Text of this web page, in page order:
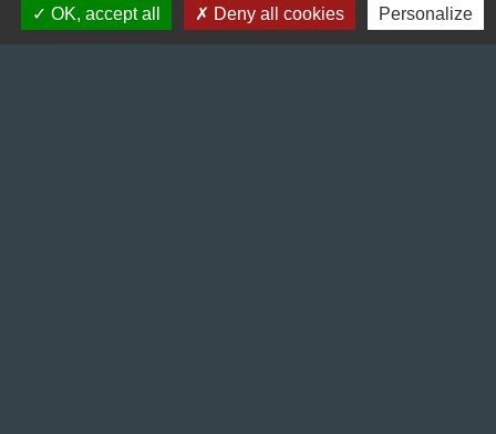
OK, accept all
Deny all cookies Personalize